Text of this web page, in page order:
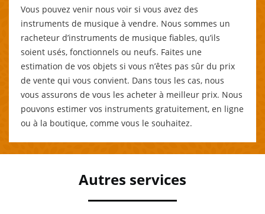
Vous pouvez venir nous voir si vous avez des
instruments de musique à vendre. Nous sommes un
racheteur d’instruments de musique fiables, qu’ils
soient usés, fonctionnels ou neufs. Faites une
estimation de vos objets si vous n’êtes pas sûr du prix
de vente qui vous convient. Dans tous les cas, nous
vous assurons de vous les acheter à meilleur prix. Nous
pouvons estimer vos instruments gratuitement, en ligne
ou à la boutique, comme vous le souhaitez.
Autres services